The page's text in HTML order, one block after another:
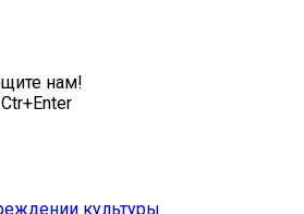
нам!
культуры